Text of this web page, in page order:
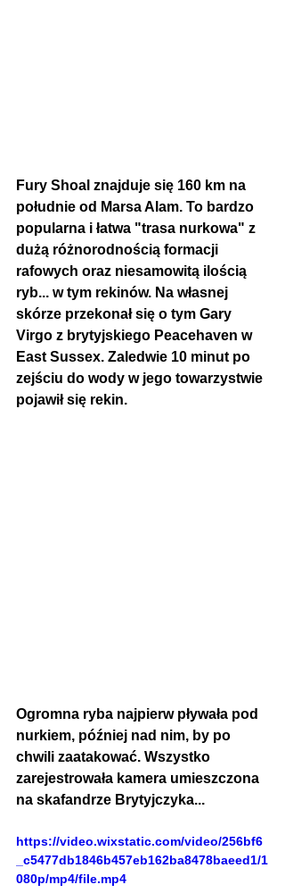
Fury Shoal znajduje się 160 km na
południe od Marsa Alam. To bardzo
popularna i łatwa "trasa nurkowa" z
dużą różnorodnością formacji
rafowych oraz niesamowitą ilością
ryb... w tym rekinów. Na własnej
skórze przekonał się o tym Gary
Virgo z brytyjskiego Peacehaven w
East Sussex. Zaledwie 10 minut po
zejściu do wody w jego towarzystwie
pojawił się rekin.
Ogromna ryba najpierw pływała pod
nurkiem, później nad nim, by po
chwili zaatakować. Wszystko
zarejestrowała kamera umieszczona
na skafandrze Brytyjczyka...
https://video.wixstatic.com/video/256bf6
_c5477db1846b457eb162ba8478baeed1/1
080p/mp4/file.mp4